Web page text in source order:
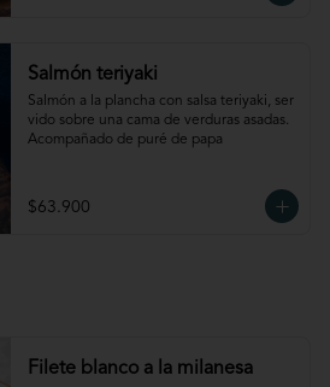
Salmón teriyaki
Salmón a la plancha con salsa teriyaki, ser
vido sobre una cama de verduras asadas.
Acompañado de puré de papa
$63.900
Filete blanco a la milanesa